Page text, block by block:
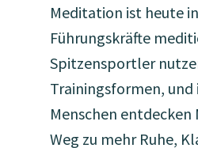
Meditation ist heute
Führungskräfte
Spitzensportler
Trainingsformen,
Menschen
Weg zu mehr Ruhe,